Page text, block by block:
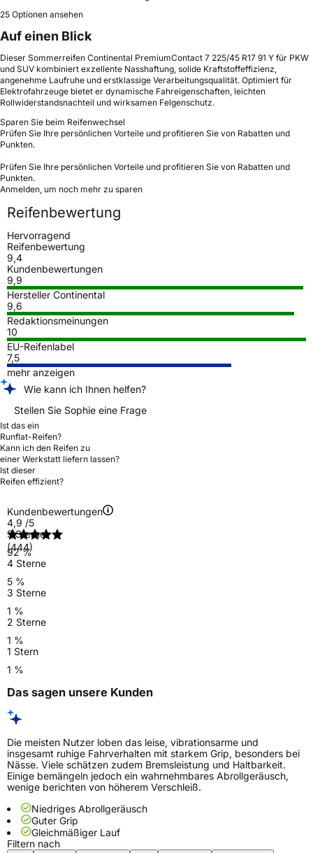
25 Optionen ansehen
Auf einen Blick
Dieser Sommerreifen Continental PremiumContact 7 225/45 R17 91 Y für PKW
und SUV kombiniert exzellente Nasshaftung, solide Kraftstoffeffizienz,
angenehme Laufruhe und erstklassige Verarbeitungsqualität. Optimiert für
Elektrofahrzeuge bietet er dynamische Fahreigenschaften, leichten
Rollwiderstandsnachteil und wirksamen Felgenschutz.
Sparen Sie beim Reifenwechsel
Prüfen Sie Ihre persönlichen Vorteile und profitieren Sie von Rabatten und
Punkten.
Prüfen Sie Ihre persönlichen Vorteile und profitieren Sie von Rabatten und
Punkten.
Anmelden, um noch mehr zu sparen
Reifenbewertung
Hervorragend
Reifenbewertung
9,4
Kundenbewertungen
9,9
Hersteller Continental
9,6
Redaktionsmeinungen
10
EU-Reifenlabel
7,5
mehr anzeigen
Wie kann ich Ihnen helfen?
Stellen Sie Sophie eine Frage
Ist das ein
Runflat-Reifen?
Kann ich den Reifen zu
einer Werkstatt liefern lassen?
Ist dieser
Reifen effizient?
Kundenbewertungen
4,9 /5
(444)
5 Sterne
92 %
4 Sterne
5 %
3 Sterne
1 %
2 Sterne
1 %
1 Stern
1 %
Das sagen unsere Kunden
Die meisten Nutzer loben das leise, vibrationsarme und
insgesamt ruhige Fahrverhalten mit starkem Grip, besonders bei
Nässe. Viele schätzen zudem Bremsleistung und Haltbarkeit.
Einige bemängeln jedoch ein wahrnehmbares Abrollgeräusch,
wenige berichten von höherem Verschleiß.
Niedriges Abrollgeräusch
Guter Grip
Gleichmäßiger Lauf
Filtern nach